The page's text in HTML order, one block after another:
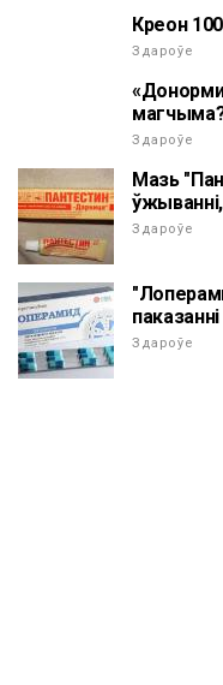
Креон
Здароўе
Здароўе
Мазь
ўжыванні,
Здароўе
Здароўе